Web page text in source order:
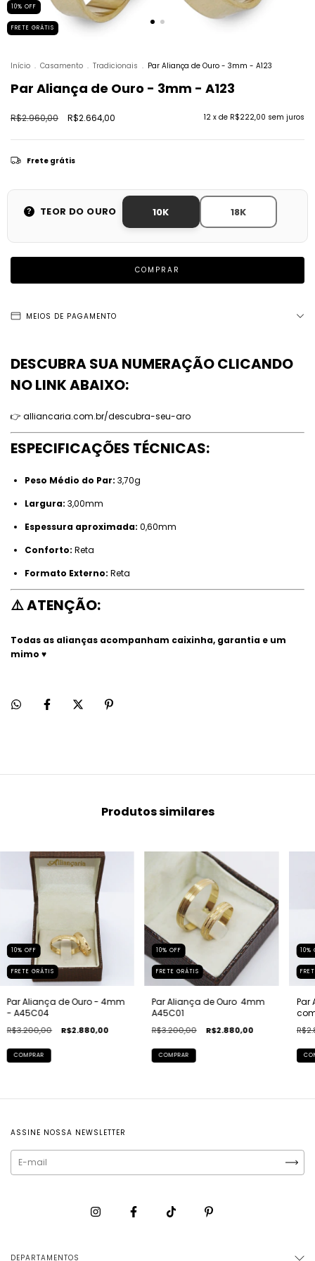
10% OFF
FRETE GRÁTIS
Início . Casamento . Tradicionais . Par Aliança de Ouro - 3mm - A123
Par Aliança de Ouro - 3mm - A123
R$2.960,00 R$2.664,00 12 x de R$222,00 sem juros
Frete grátis
TEOR DO OURO 10K 18K
MEIOS DE PAGAMENTO
DESCUBRA SUA NUMERAÇÃO CLICANDO
NO LINK ABAIXO:
👉 alliancaria.com.br/descubra-seu-aro
ESPECIFICAÇÕES TÉCNICAS:
Peso Médio do Par: 3,70g
Largura: 3,00mm
Espessura aproximada: 0,60mm
Conforto: Reta
Formato Externo: Reta
⚠️ ATENÇÃO:
Todas as alianças acompanham caixinha, garantia e um
mimo ♥
Produtos similares
10% OFF
FRETE GRÁTIS
Par Aliança de Ouro - 4mm
- A45C04
R$3.200,00 R$2.880,00
COMPRAR
10% OFF
FRETE GRÁTIS
Par Aliança de Ouro  4mm 
A45C01
R$3.200,00 R$2.880,00
COMPRAR
10%
Par
ASSINE NOSSA NEWSLETTER
DEPARTAMENTOS